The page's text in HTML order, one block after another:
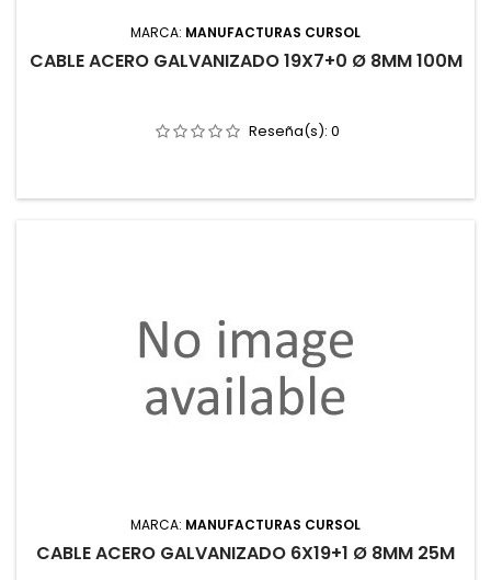
MARCA: MANUFACTURAS CURSOL
CABLE ACERO GALVANIZADO 19X7+0 Ø 8MM 100M
Reseña(s): 0
MARCA: MANUFACTURAS CURSOL
CABLE ACERO GALVANIZADO 6X19+1 Ø 8MM 25M